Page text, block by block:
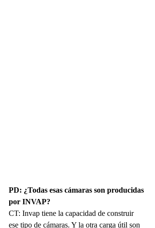
PD: ¿Todas esas cámaras son producidas
por INVAP?
CT: Invap tiene la capacidad de construir
ese tipo de cámaras. Y la otra carga útil son